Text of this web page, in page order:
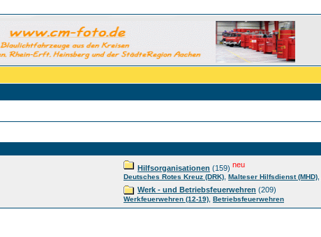
Hilfsorganisationen (159) neu
Deutsches Rotes Kreuz (DRK) Malteser Hilfsdienst (MHD)
Werk - und Betriebsfeuerwehren (209)
Werkfeuerwehren (12-19) Betriebsfeuerwehren